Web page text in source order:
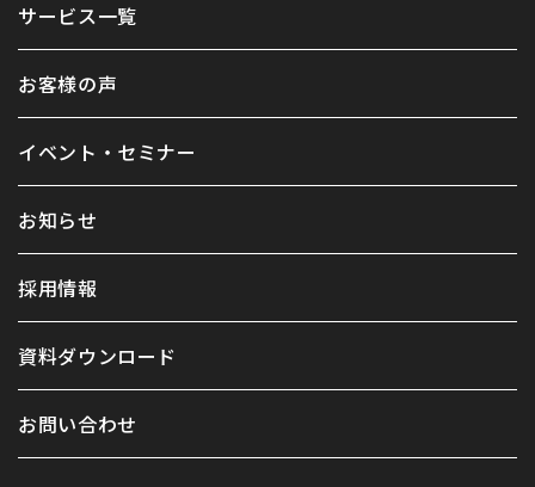
サービス一覧
お客様の声
イベント・セミナー
お知らせ
採用情報
資料ダウンロード
お問い合わせ